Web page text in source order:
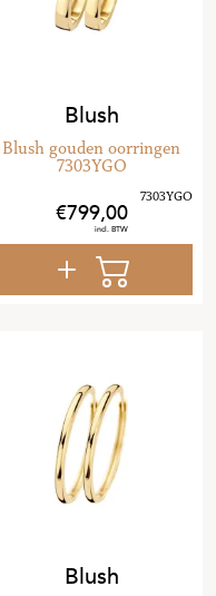
Blush
Blush gouden oorringen
7303YGO
799,00
Blush